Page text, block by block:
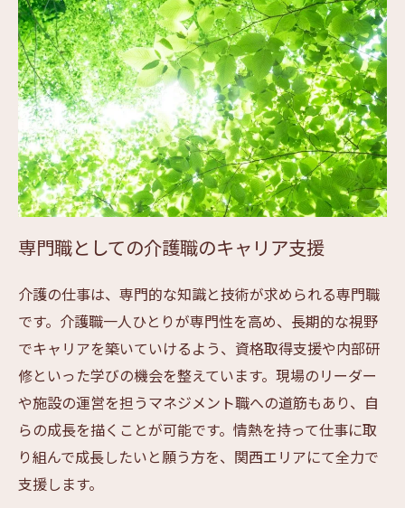
専門職としての介護職のキャリア支援
介護の仕事は、専門的な知識と技術が求められる専門職
です。介護職一人ひとりが専門性を高め、長期的な視野
でキャリアを築いていけるよう、資格取得支援や内部研
修といった学びの機会を整えています。現場のリーダー
や施設の運営を担うマネジメント職への道筋もあり、自
らの成長を描くことが可能です。情熱を持って仕事に取
り組んで成長したいと願う方を、関西エリアにて全力で
支援します。